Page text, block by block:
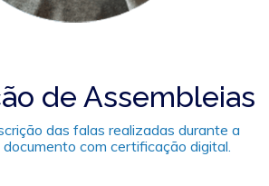
de Assembleias
das falas realizadas durante a
com certificação digital.